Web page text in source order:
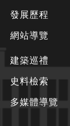
發展歷程
網站導覽
建築巡禮
史料檢索
多媒體導覽